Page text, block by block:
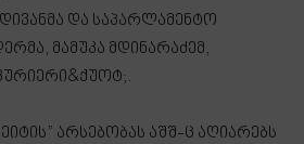
და საპარლამენტო
მამუკა მდინარაძემ,
არსებობას აშშ-ც აღიარებს